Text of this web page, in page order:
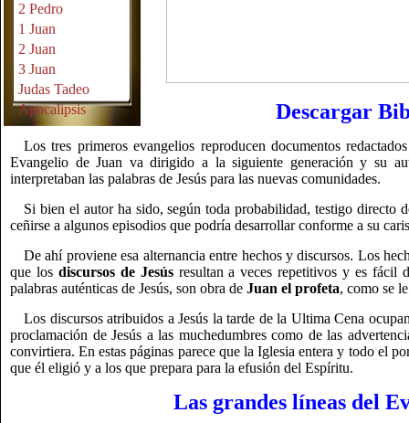
2 Pedro
1 Juan
2 Juan
3 Juan
Judas Tadeo
Apocalipsis
Descargar
Los tres primeros evangelios reproducen documentos
Evangelio de Juan va dirigido a la siguiente generación y su
interpretaban las palabras de Jesús para las nuevas comunidades.
Si bien el autor ha sido, según toda probabilidad, testigo directo
ceñirse a algunos episodios que podría desarrollar conforme a su
De ahí proviene esa alternancia entre hechos y discursos. Los
que los discursos de Jesúsresultan a veces repetitivos y es fácil
palabras auténticas de Jesús, son obra de Juan el profeta, como se
Los discursos atribuidos a Jesús la tarde de la Ultima Cena
proclamación de Jesús a las muchedumbres como de las
convirtiera. En estas páginas parece que la Iglesia entera y todo el
que él eligió y a los que prepara para la efusión del Espíritu.
Las grandes líneas del